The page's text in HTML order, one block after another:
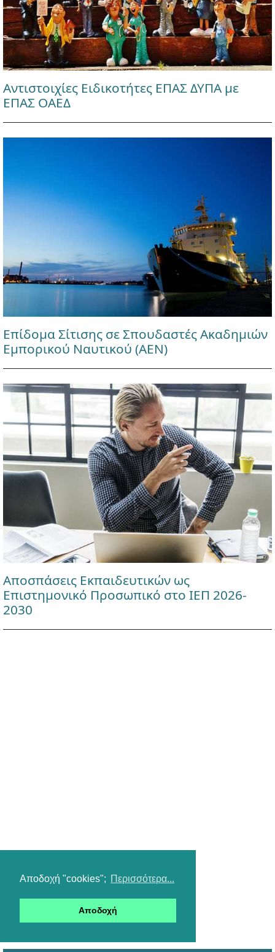
Αποδοχή "cookies"; Περισσότερα...
Αποδοχή
Αντιστοιχίες Ειδικοτήτες ΕΠΑΣ ΔΥΠΑ με
ΕΠΑΣ ΟΑΕΔ
Επίδομα Σίτισης σε Σπουδαστές Ακαδημιών
Εμπορικού Ναυτικού (ΑΕΝ)
Αποσπάσεις Εκπαιδευτικών ως
Επιστημονικό Προσωπικό στο ΙΕΠ 2026-
2030